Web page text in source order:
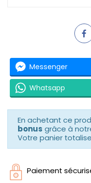
Messenger
Whatsapp
En achetant ce
bonus grâce à
Votre panier
Paiement